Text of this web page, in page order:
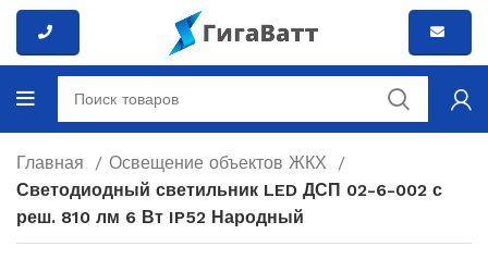
Главная
Освещение объектов ЖКХ
Светодиодный светильник LED ДСП 02-6-002 с
реш. 810 лм 6 Вт IP52 Народный